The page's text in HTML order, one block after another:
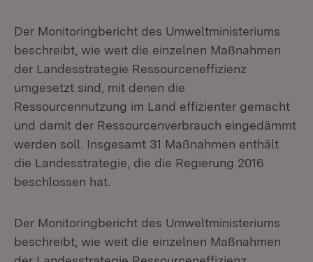
Der Monitoringbericht des Umweltministeriums
beschreibt, wie weit die einzelnen Maßnahmen
der Landesstrategie Ressourceneffizienz
umgesetzt sind, mit denen die
Ressourcennutzung im Land effizienter gemacht
und damit der Ressourcenverbrauch eingedämmt
werden soll. Insgesamt 31 Maßnahmen enthält
die Landesstrategie, die die Regierung 2016
beschlossen hat.
Der Monitoringbericht des Umweltministeriums
beschreibt, wie weit die einzelnen Maßnahmen